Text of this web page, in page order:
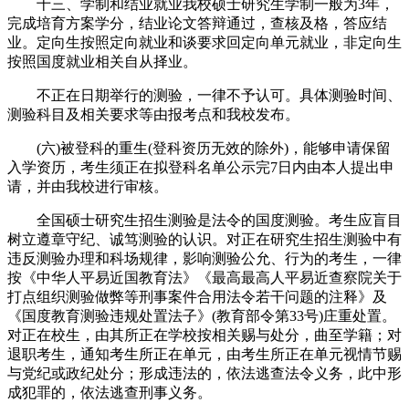
十三、学制和结业就业我校硕士研究生学制一般为3年，
完成培育方案学分，结业论文答辩通过，查核及格，答应结
业。定向生按照定向就业和谈要求回定向单元就业，非定向生
按照国度就业相关自从择业。
不正在日期举行的测验，一律不予认可。具体测验时间、
测验科目及相关要求等由报考点和我校发布。
(六)被登科的重生(登科资历无效的除外)，能够申请保留
入学资历，考生须正在拟登科名单公示完7日内由本人提出申
请，并由我校进行审核。
全国硕士研究生招生测验是法令的国度测验。考生应盲目
树立遵章守纪、诚笃测验的认识。对正在研究生招生测验中有
违反测验办理和科场规律，影响测验公允、行为的考生，一律
按《中华人平易近国教育法》《最高最高人平易近查察院关于
打点组织测验做弊等刑事案件合用法令若干问题的注释》及
《国度教育测验违规处置法子》(教育部令第33号)庄重处置。
对正在校生，由其所正在学校按相关赐与处分，曲至学籍；对
退职考生，通知考生所正在单元，由考生所正在单元视情节赐
与党纪或政纪处分；形成违法的，依法逃查法令义务，此中形
成犯罪的，依法逃查刑事义务。